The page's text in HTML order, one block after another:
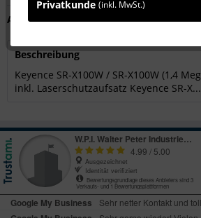
Artikel-Nr.: SW10112
Beschreibung
Keyence SR-X100W / SR-X100W (1,4
inkl. Laserschutzaufsatz Keyence SR-X...
Privatkunde (inkl. MwSt.)